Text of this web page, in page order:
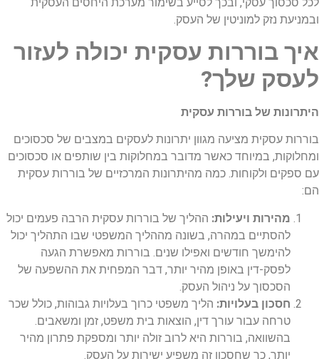
ובמניעת נזק למוניטין של העסק.
איך בוררות עסקית יכולה לעזור
לעסק שלך?
היתרונות של בוררות עסקית
בוררות עסקית מציעה מגוון יתרונות לעסקים במצבים של סכסוכים
ומחלוקות, במיוחד כאשר מדובר במחלוקות בין שותפים או סכסוכים
עם ספקים ולקוחות. כמה מהיתרונות המרכזיים של בוררות עסקית
הם:
מהירות ויעילות: ההליך של בוררות עסקית הרבה פעמים יכול
להסתיים במהרה, בשונה מההליך המשפטי שבו התהליך יכול
להימשך חודשים ואפילו שנים. בוררות מאפשרת הגעה
לפסק-דין באופן מהיר יותר, דבר המפחית את ההשפעה של
הסכסוך על ניהול העסק.
חסכון בעלויות: הליך משפטי כרוך בעלויות גבוהות, כולל שכר
טרחה עבור עורך דין, הוצאות בית משפט, זמן ומשאבים.
בהשוואה, בוררות היא לרוב זולה יותר ומספקת פתרון מהיר
יותר, כך שחסכון זה משפיע ישירות על העסק.